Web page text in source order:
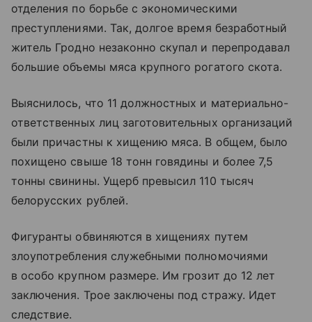
отделения по борьбе с экономическими
преступлениями. Так, долгое время безработный
житель Гродно незаконно скупал и перепродавал
большие объемы мяса крупного рогатого скота.
Выяснилось, что 11 должностных и материально-
ответственных лиц заготовительных организаций
были причастны к хищению мяса. В общем, было
похищено свыше 18 тонн говядины и более 7,5
тонны свинины. Ущерб превысил 110 тысяч
белорусских рублей.
Фигуранты обвиняются в хищениях путем
злоупотребления служебными полномочиями
в особо крупном размере. Им грозит до 12 лет
заключения. Трое заключены под стражу. Идет
следствие.